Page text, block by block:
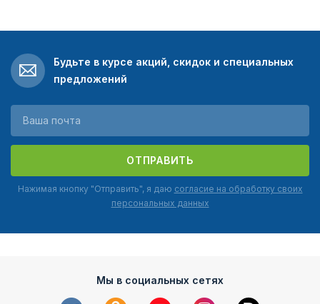
Будьте в курсе акций, скидок и специальных
предложений
ОТПРАВИТЬ
Нажимая кнопку "Отправить", я даю согласие на обработку своих
персональных данных
Мы в социальных сетях